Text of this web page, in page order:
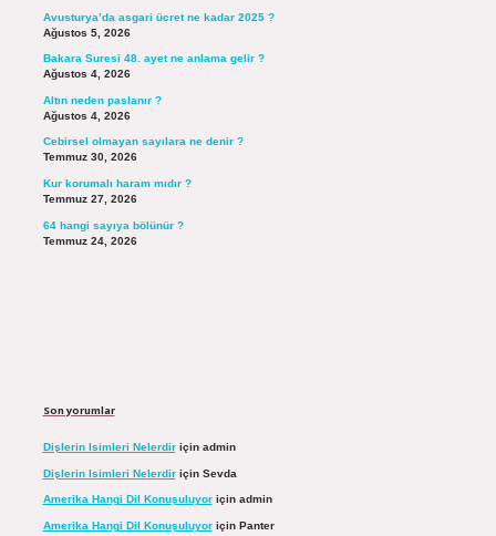
Avusturya’da asgari ücret ne kadar 2025 ?
Ağustos 5, 2026
Bakara Suresi 48. ayet ne anlama gelir ?
Ağustos 4, 2026
Altın neden paslanır ?
Ağustos 4, 2026
Cebirsel olmayan sayılara ne denir ?
Temmuz 30, 2026
Kur korumalı haram mıdır ?
Temmuz 27, 2026
64 hangi sayıya bölünür ?
Temmuz 24, 2026
Son yorumlar
Dişlerin Isimleri Nelerdiriçin admin
Dişlerin Isimleri Nelerdiriçin Sevda
Amerika Hangi Dil Konuşuluyoriçin admin
Amerika Hangi Dil Konuşuluyoriçin Panter